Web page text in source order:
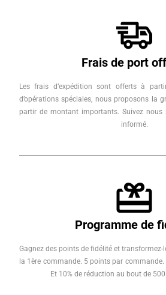
Frais de port
Les frais d’expédition sont offerts à
d’opérations spéciales, nous proposons la
partir de montant importants. Suivez nous
informé.
Programme de
Gagnez des points de fidélité et
la 1ère commande. 5 points par
Et 10% de réduction au bout de